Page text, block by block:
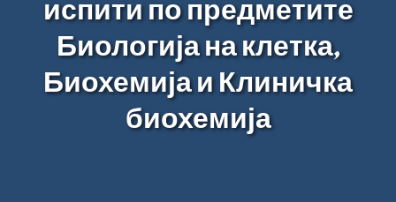
испити по предметите
Биологија на клетка,
Биохемија и Клиничка
биохемија